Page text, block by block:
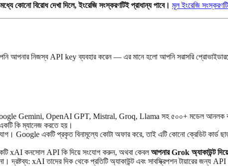
কোনো বিরোধ দেখা দিলে, ইংরেজি সংস্করণটিই প্রাধান্য পাবে। মূল ইংরেজি
আপনার নিজস্ব API key ব্যবহার করেন — এর মানে হলো আপনি সরাসরি
Gemini, OpenAI GPT, Mistral, Groq, Llama সহ ৫০০+ মডেল আনলক করা
কি ম্যানেজ করতে হয়।
একটি প্রকৃত বিনামূল্যে কোটা অফার করে, তাই এটি কোনো ক্রেডিট কার্ড
xAI কনসোল API কি দিয়ে সংযোগ করুন, অথবা কেবলআপনার Grok অ্যাকাউন্ট
xAI তাদের দিক থেকে প্রতিটি অ্যাকাউন্ট এবং সাবস্ক্রিপশন টায়ারের জন্য